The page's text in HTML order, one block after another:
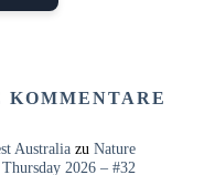
KOMMENTARE
Australiazu Nature
Thursday 2026 – #32